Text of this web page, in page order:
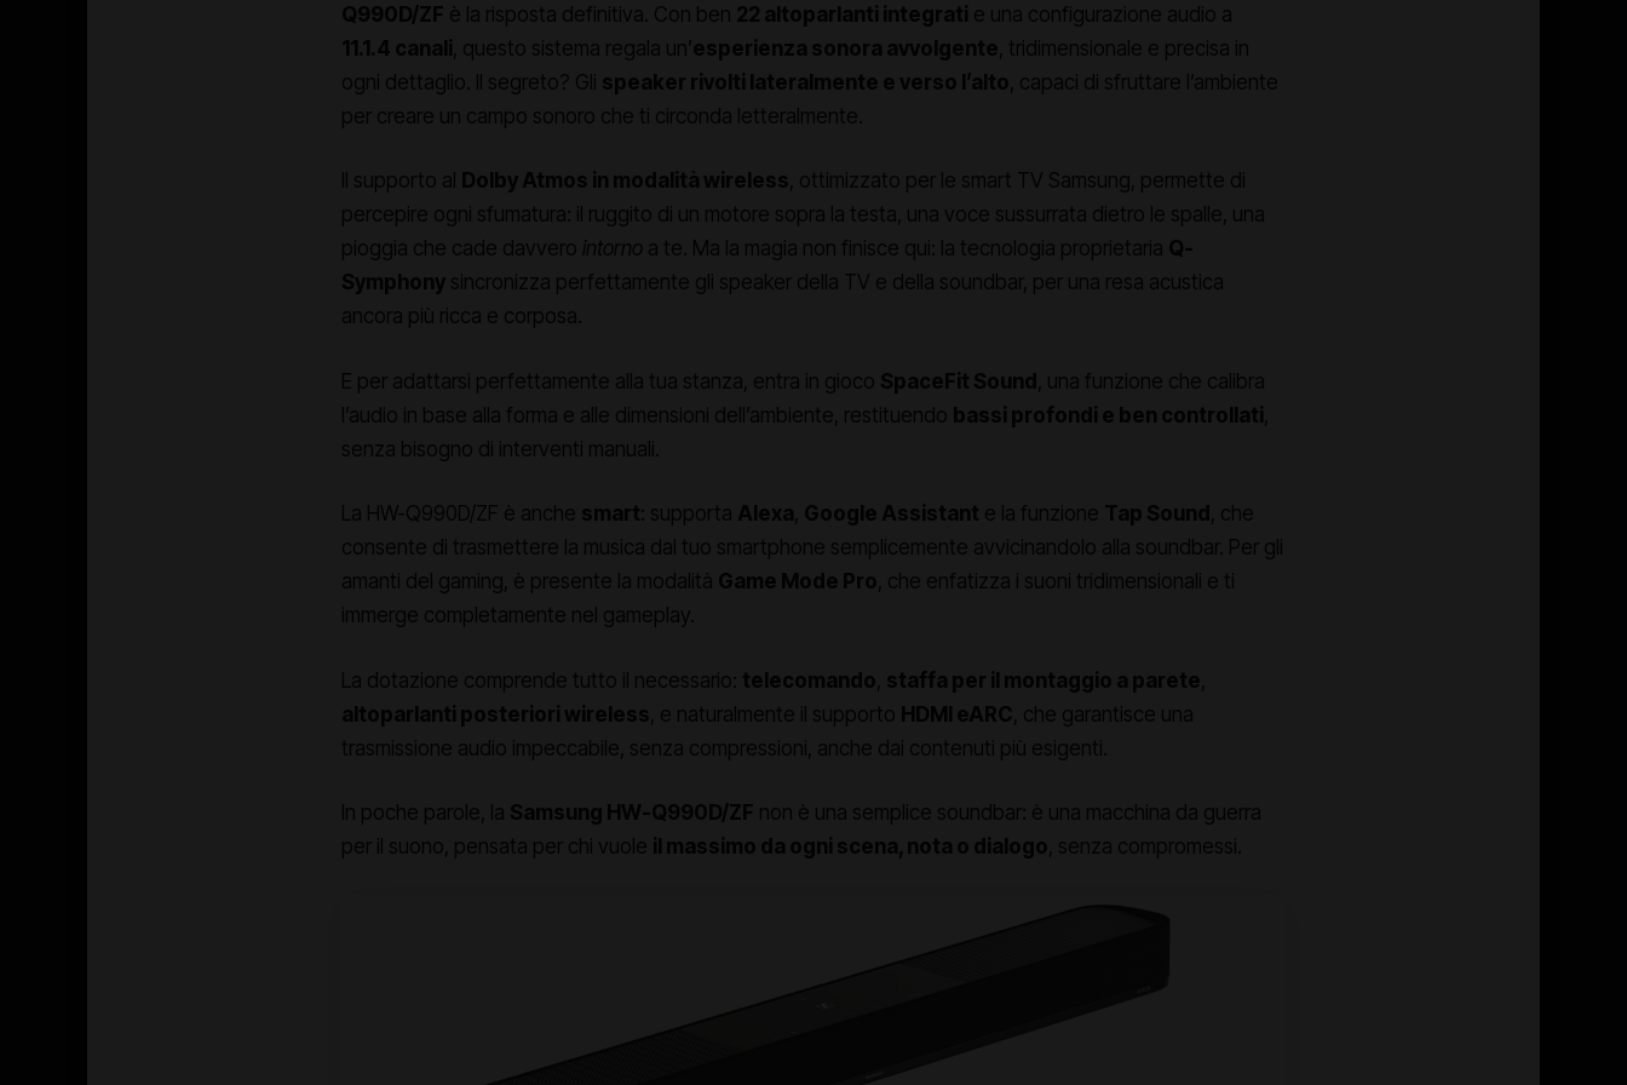
Q990D/ZF è la risposta definitiva. Con ben 22 altoparlanti integrati e una configurazione audio a
11.1.4 canali , questo sistema regala un’esperienza sonora avvolgente , tridimensionale e precisa in
ogni dettaglio. Il segreto? Gli speaker rivolti lateralmente e verso l’alto , capaci di sfruttare l’ambiente
per creare un campo sonoro che ti circonda letteralmente.
Il supporto al Dolby Atmos in modalità wireless , ottimizzato per le smart TV Samsung, permette di
percepire ogni sfumatura: il ruggito di un motore sopra la testa, una voce sussurrata dietro le spalle, una
pioggia che cade davvero intorno a te. Ma la magia non finisce qui: la tecnologia proprietaria Q-
Symphony sincronizza perfettamente gli speaker della TV e della soundbar, per una resa acustica
ancora più ricca e corposa.
E per adattarsi perfettamente alla tua stanza, entra in gioco SpaceFit Sound , una funzione che calibra
l’audio in base alla forma e alle dimensioni dell’ambiente, restituendo bassi profondi e ben controllati
senza bisogno di interventi manuali.
La HW-Q990D/ZF è anche smart : supporta Alexa Google Assistant e la funzione Tap Sound
, che
consente di trasmettere la musica dal tuo smartphone semplicemente avvicinandolo alla soundbar. Per gli
amanti del gaming, è presente la modalità Game Mode Pro , che enfatizza i suoni tridimensionali e ti
immerge completamente nel gameplay.
La dotazione comprende tutto il necessario: telecomando staffa per il montaggio a parete
altoparlanti posteriori wireless , e naturalmente il supporto HDMI eARC , che garantisce una
trasmissione audio impeccabile, senza compressioni, anche dai contenuti più esigenti.
In poche parole, la Samsung HW-Q990D/ZF non è una semplice soundbar: è una macchina da guerra
per il suono, pensata per chi vuole il massimo da ogni scena, nota o dialogo , senza compromessi.